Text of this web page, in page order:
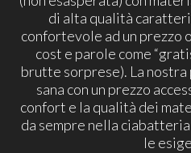
di alta qualità
confortevole ad un prezzo
cost e parole come
brutte sorprese). La
sana con un prezzo
confort e la qualità dei
da sempre nella
le